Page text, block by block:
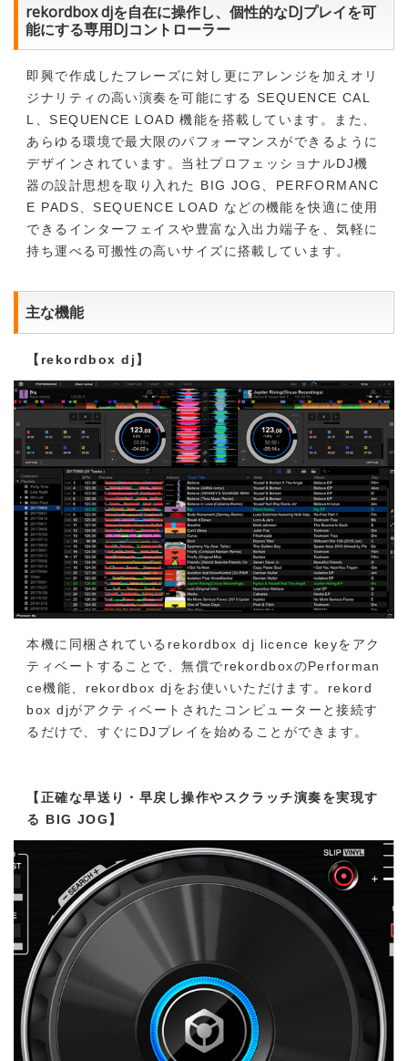
rekordbox djを自在に操作し、個性的なDJプレイを可
能にする専用DJコントローラー
即興で作成したフレーズに対し更にアレンジを加えオリ
ジナリティの高い演奏を可能にする SEQUENCE CAL
L、SEQUENCE LOAD 機能を搭載しています。また、
あらゆる環境で最大限のパフォーマンスができるように
デザインされています。当社プロフェッショナルDJ機
器の設計思想を取り入れた BIG JOG、PERFORMANC
E PADS、SEQUENCE LOAD などの機能を快適に使用
できるインターフェイスや豊富な入出力端子を、気軽に
持ち運べる可搬性の高いサイズに搭載しています。
主な機能
【rekordbox dj】
本機に同梱されているrekordbox dj licence keyをアク
ティベートすることで、無償でrekordboxのPerforman
ce機能、rekordbox djをお使いいただけます。rekord
box djがアクティベートされたコンピューターと接続す
るだけで、すぐにDJプレイを始めることができます。
【正確な早送り・早戻し操作やスクラッチ演奏を実現す
る BIG JOG】